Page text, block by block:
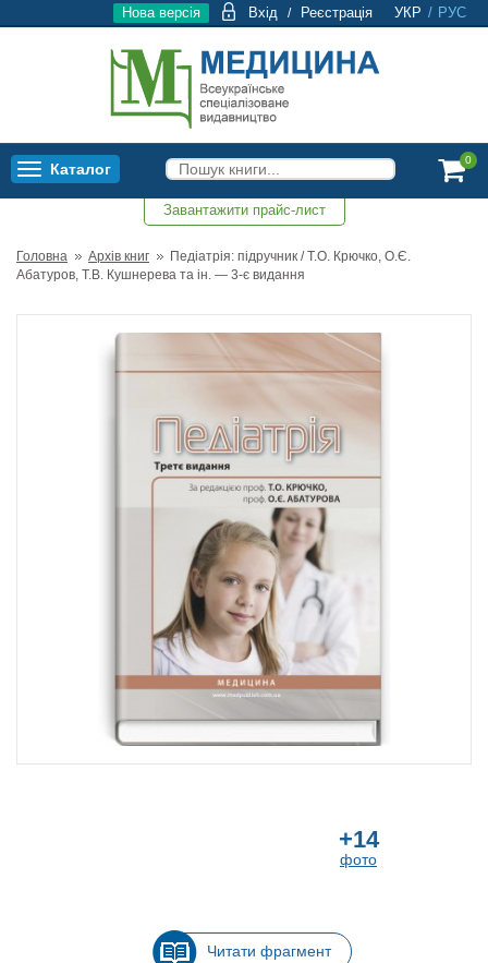
УКР / РУС
Вхід / Реєстрація
Нова версія
Toggle
Каталог
0
Завантажити прайс-лист
Головна Архів книг
Педіатрія: підручник / Т.О. Крючко, О.Є.
Абатуров, Т.В. Кушнерева та ін. — 3-є видання
+14
фото
Читати фрагмент